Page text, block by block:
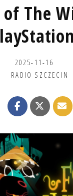
The
2025-11-16
RADIO SZCZECIN